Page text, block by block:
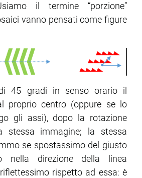
il termine “porzione”
vanno pensati come figure
45 gradi in senso orario il
proprio centro (oppure se lo
gli assi), dopo la rotazione
stessa immagine; la stessa
se spostassimo del giusto
nella direzione della linea
rispetto ad essa: è